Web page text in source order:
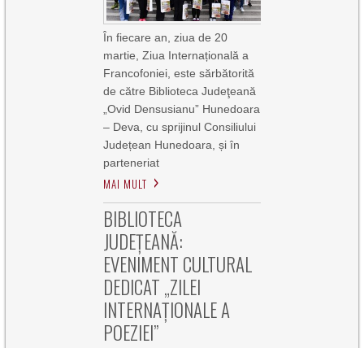
În fiecare an, ziua de 20
martie, Ziua Internațională a
Francofoniei, este sărbătorită
de către Biblioteca Judeţeană
„Ovid Densusianu” Hunedoara
– Deva, cu sprijinul Consiliului
Județean Hunedoara, și în
parteneriat
MAI MULT
BIBLIOTECA
JUDEȚEANĂ:
EVENIMENT CULTURAL
DEDICAT „ZILEI
INTERNAȚIONALE A
POEZIEI”